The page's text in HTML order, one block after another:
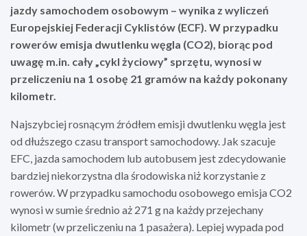
jazdy samochodem osobowym – wynika z wyliczeń
Europejskiej Federacji Cyklistów (ECF). W przypadku
rowerów emisja dwutlenku węgla (CO2), biorąc pod
uwagę m.in. cały „cykl życiowy” sprzętu, wynosi w
przeliczeniu na 1 osobę 21 gramów na każdy pokonany
kilometr.
Najszybciej rosnącym źródłem emisji dwutlenku węgla jest
od dłuższego czasu transport samochodowy. Jak szacuje
EFC, jazda samochodem lub autobusem jest zdecydowanie
bardziej niekorzystna dla środowiska niż korzystanie z
rowerów. W przypadku samochodu osobowego emisja CO2
wynosi w sumie średnio aż 271 g na każdy przejechany
kilometr (w przeliczeniu na 1 pasażera). Lepiej wypada pod